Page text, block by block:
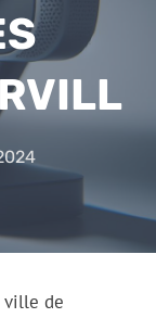
ville de